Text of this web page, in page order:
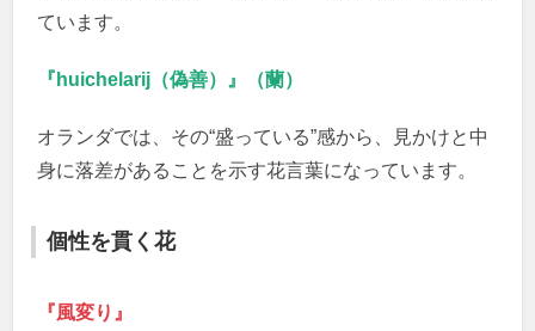
ています。
『huichelarij（偽善）』（蘭）
オランダでは、その“盛っている”感から、見かけと中
身に落差があることを示す花言葉になっています。
個性を貫く花
『風変り』